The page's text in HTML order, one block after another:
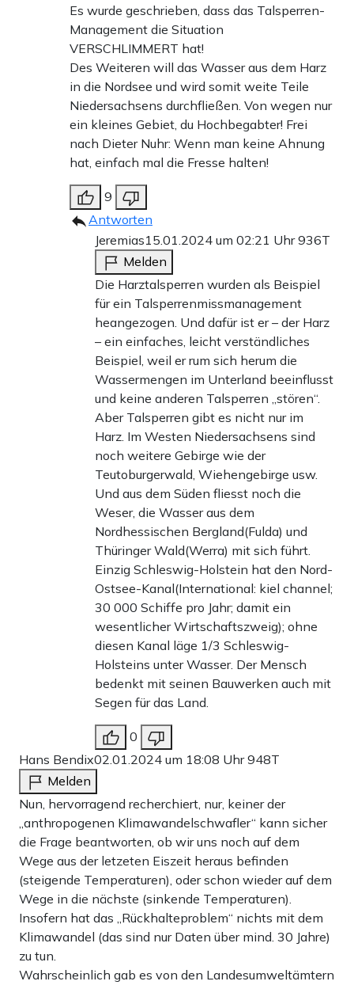
Es wurde geschrieben, dass das Talsperren-
Management die Situation
VERSCHLIMMERT hat!
Des Weiteren will das Wasser aus dem Harz
in die Nordsee und wird somit weite Teile
Niedersachsens durchfließen. Von wegen nur
ein kleines Gebiet, du Hochbegabter! Frei
nach Dieter Nuhr: Wenn man keine Ahnung
hat, einfach mal die Fresse halten!
9
Antworten
Jeremias15.01.2024 um 02:21 Uhr936T
Melden
Die Harztalsperren wurden als Beispiel
für ein Talsperrenmissmanagement
heangezogen. Und dafür ist er – der Harz
– ein einfaches, leicht verständliches
Beispiel, weil er rum sich herum die
Wassermengen im Unterland beeinflusst
und keine anderen Talsperren „stören“.
Aber Talsperren gibt es nicht nur im
Harz. Im Westen Niedersachsens sind
noch weitere Gebirge wie der
Teutoburgerwald, Wiehengebirge usw.
Und aus dem Süden fliesst noch die
Weser, die Wasser aus dem
Nordhessischen Bergland(Fulda) und
Thüringer Wald(Werra) mit sich führt.
Einzig Schleswig-Holstein hat den Nord-
Ostsee-Kanal(International: kiel channel;
30 000 Schiffe pro Jahr; damit ein
wesentlicher Wirtschaftszweig); ohne
diesen Kanal läge 1/3 Schleswig-
Holsteins unter Wasser. Der Mensch
bedenkt mit seinen Bauwerken auch mit
Segen für das Land.
0
Hans Bendix02.01.2024 um 18:08 Uhr948T
Melden
Nun, hervorragend recherchiert, nur, keiner der
„anthropogenen Klimawandelschwafler“ kann sicher
die Frage beantworten, ob wir uns noch auf dem
Wege aus der letzeten Eiszeit heraus befinden
(steigende Temperaturen), oder schon wieder auf dem
Wege in die nächste (sinkende Temperaturen).
Insofern hat das „Rückhalteproblem“ nichts mit dem
Klimawandel (das sind nur Daten über mind. 30 Jahre)
zu tun.
Wahrscheinlich gab es von den Landesumweltämtern